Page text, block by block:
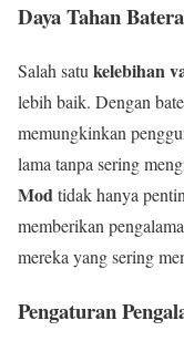
Daya Tahan
Salah satu kelebihan
lebih baik. Dengan
memungkinkan
lama tanpa sering
Modtidak hanya
memberikan
mereka yang sering
Pengaturan